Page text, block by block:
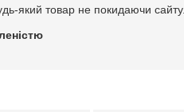
який товар не покидаючи сайту.